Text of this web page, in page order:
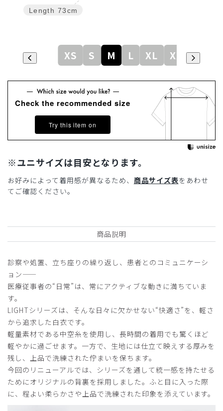
Length 73cm
XS S M L XL XXL
Check the recommended size
Try this item on
※ユニサイズは目安となります。
お好みによって着用感が異なるため、 商品サイズ表をあわせ
てご確認ください。
商品説明
診察や処置、立ち座りの繰り返し、患者とのコミュニケーシ
ョン——
医療従事者の“日常”は、常にアクティブな動きに満ちていま
す。
LIGHTシリーズは、そんな日々に欠かせない“快適さ”を、軽さ
から追求した白衣です。
軽量素材である中空糸を使用し、長時間の着用でも驚くほど
軽やかに過ごせます。一方で、生地には仕立て映えする厚みを
残し、上品で洗練された佇まいを保ちます。
今回のリニューアルでは、シリーズを通して統一感を持たせる
ためにオリジナルの背裏を採用しました。ふと目に入った際
に、程よい柔らかさや上品で洗練された印象を添えています。